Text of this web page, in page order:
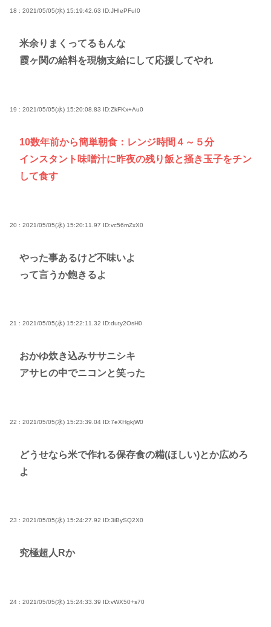
18 : 2021/05/05(水) 15:19:42.63 ID:JHIePFuI0
米余りまくってるもんな
霞ヶ関の給料を現物支給にして応援してやれ
19 : 2021/05/05(水) 15:20:08.83 ID:ZkFKx+Au0
10数年前から簡単朝食：レンジ時間４～５分
インスタント味噌汁に昨夜の残り飯と掻き玉子をチン
して食す
20 : 2021/05/05(水) 15:20:11.97 ID:vc56mZxX0
やった事あるけど不味いよ
って言うか飽きるよ
21 : 2021/05/05(水) 15:22:11.32 ID:duty2OsH0
おかゆ炊き込みササニシキ
アサヒの中でニコンと笑った
22 : 2021/05/05(水) 15:23:39.04 ID:7eXHgkjW0
どうせなら米で作れる保存食の糒(ほしい)とか広めろ
よ
23 : 2021/05/05(水) 15:24:27.92 ID:3iBySQ2X0
究極超人Rか
24 : 2021/05/05(水) 15:24:33.39 ID:vWX50+s70